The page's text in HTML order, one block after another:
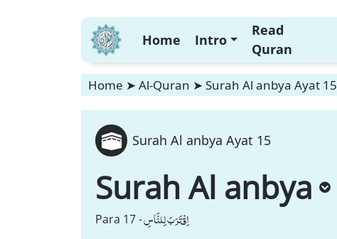
Home Intro
Read
Quran
Home ➤ Al-Quran ➤ Surah Al anbya Ayat 15
Surah Al anbya Ayat 15
Surah Al anbya
Para 17 -اِقْتَرَبَ لِلنَّاسِ